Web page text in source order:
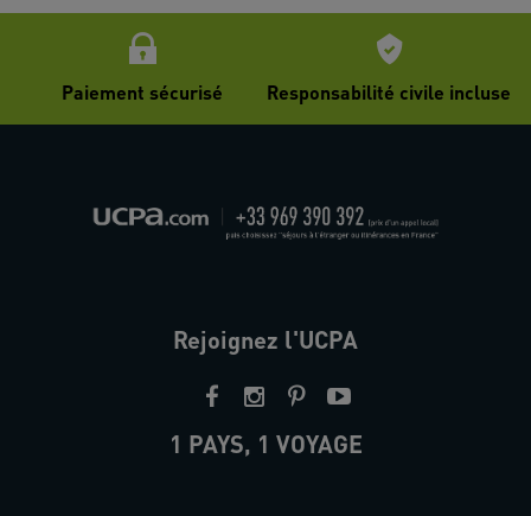
Paiement sécurisé Responsabilité civile incluse
Rejoignez l'UCPA
1 PAYS, 1 VOYAGE